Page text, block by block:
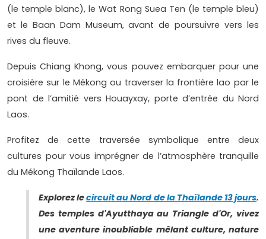
(le temple blanc), le Wat Rong Suea Ten (le temple bleu)
et le Baan Dam Museum, avant de poursuivre vers les
rives du fleuve.
Depuis Chiang Khong, vous pouvez embarquer pour une
croisière sur le Mékong ou traverser la frontière lao par le
pont de l’amitié vers Houayxay, porte d’entrée du Nord
Laos.
Profitez de cette traversée symbolique entre deux
cultures pour vous imprégner de l’atmosphère tranquille
du Mékong Thaïlande Laos.
Explorez lecircuit au Nord de la Thaïlande 13 jours.
Des temples d'Ayutthaya au Triangle d'Or, vivez
une aventure inoubliable mêlant culture, nature